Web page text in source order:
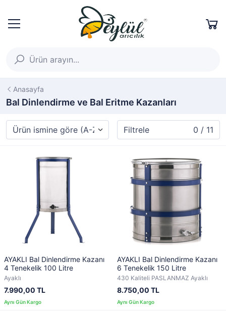
Anasayfa
Bal Dinlendirme ve Bal Eritme Kazanları
Filtrele 0 / 11
AYAKLI Bal Dinlendirme Kazanı
4 Tenekelik 100 Litre
Ayaklı
7.990,00 TL
AYAKLI Bal Dinlendirme Kazanı
6 Tenekelik 150 Litre
430 Kaliteli PASLANMAZ Ayaklı
8.750,00 TL